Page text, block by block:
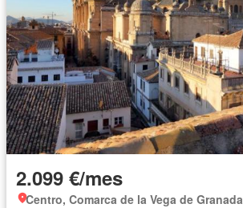
2.099 €/mes
Centro, Comarca de la Vega de Granada